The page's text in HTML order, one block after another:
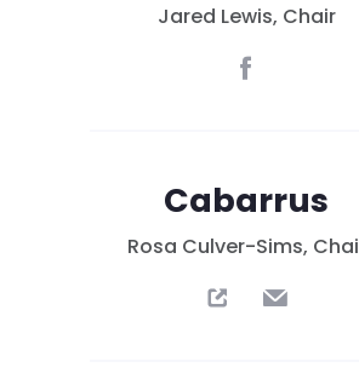
Jared Lewis, Chair
Cabarrus
Rosa Culver-Sims,